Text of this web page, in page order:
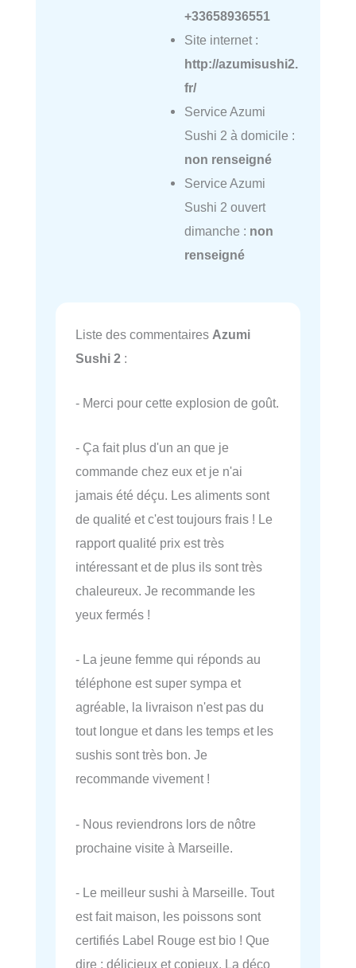
+33658936551
Site internet :
http://azumisushi2.
fr/
Service Azumi
Sushi 2 à domicile :
non renseigné
Service Azumi
Sushi 2 ouvert
dimanche : non
renseigné
Liste des commentaires Azumi
Sushi 2 :
- Merci pour cette explosion de goût.
- Ça fait plus d'un an que je
commande chez eux et je n'ai
jamais été déçu. Les aliments sont
de qualité et c'est toujours frais ! Le
rapport qualité prix est très
intéressant et de plus ils sont très
chaleureux. Je recommande les
yeux fermés !
- La jeune femme qui réponds au
téléphone est super sympa et
agréable, la livraison n'est pas du
tout longue et dans les temps et les
sushis sont très bon. Je
recommande vivement !
- Nous reviendrons lors de nôtre
prochaine visite à Marseille.
- Le meilleur sushi à Marseille. Tout
est fait maison, les poissons sont
certifiés Label Rouge est bio ! Que
dire : délicieux et copieux. La déco